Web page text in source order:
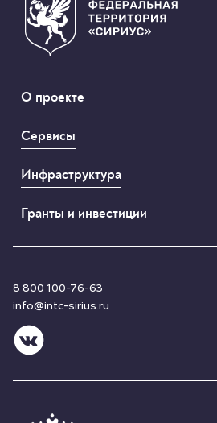
О проекте
Сервисы
Инфраструктура
Гранты и инвестиции
8 800 100-76-63
info@intc-sirius.ru